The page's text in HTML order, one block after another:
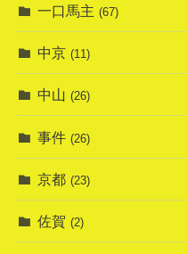
一口馬主 (67)
中京 (11)
中山 (26)
事件 (26)
京都 (23)
佐賀 (2)